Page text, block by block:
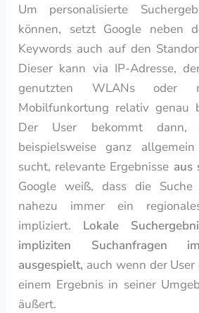
Um personalisierte
können, setzt Google neben
Keywords auch auf den
Dieser kann via IP-Adresse,
genutzten WLANs
Mobilfunkortung relativ genau
Der User bekommt
beispielsweise ganz
sucht, relevante Ergebnisse aus
Google weiß, dass die Suche
nahezu immer ein
impliziert. Lokale
impliziten Suchanfragen
ausgespielt, auch wenn der
einem Ergebnis in seiner
äußert.